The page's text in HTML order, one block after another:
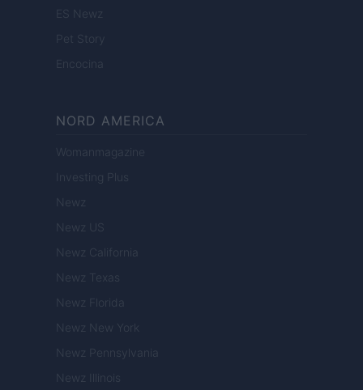
ES Newz
Pet Story
Encocina
NORD AMERICA
Womanmagazine
Investing Plus
Newz
Newz US
Newz California
Newz Texas
Newz Florida
Newz New York
Newz Pennsylvania
Newz Illinois